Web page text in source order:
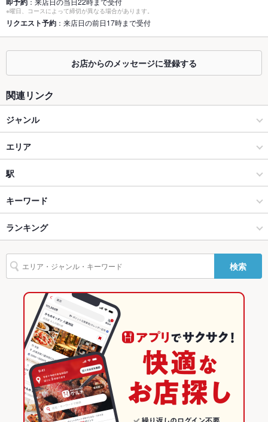
座敷
なし ：座敷席はございませんが、ゆったり広々としたテーブル
席、カウンター席をご用意しております！
会をお楽しみいただける個室席をご用意！
カウンター
あり ：藤沢エリアでのひとり飲みやデートにおすすめなカウン
テラス席
なし ：テラス席はございませんが、ゆったり寛げる個室席をご
貸切
設備
Wi-Fi
バリアフリ
ー
なし ：店内はフラットなので移動しやすいです！サポートが必
要でしたらスタッフまでお問い合わせください！
駐車場 なし ：近隣のコインパーキングをご利用ください。
TV・プロジ
あり
その他設備
営業時間外のご予約も大歓迎!!お気軽にお問い合わせくださいま
せ♪
その他
飲み放題
あり ：お手軽＆気ままにゆったり飲める単品飲み放題プランを
ご用意！飲み会や二次会など様々なシーンにおすすめ◎
※曜日、コースによって締切が異なる場合があります。
リクエスト予約 ：来店日の前日17時まで受付
お店からのメッセージに登録する
関連リンク
ジャンル
居酒屋
和風
藤沢・辻堂茅ヶ崎・平塚・湘南台 × 居酒屋
藤沢・辻堂茅ヶ崎・平塚・湘南台 × 和風
藤沢駅 × 居酒屋
藤沢駅 × 和風
焼き鳥・鶏料理
藤沢・辻堂茅ヶ崎・平塚・湘南台 × 和食
藤沢・辻堂茅ヶ崎・平塚・湘南台 × 焼き鳥・鶏料理
藤沢駅 × 和食
エリア
藤沢
藤沢 × 居酒屋
藤沢 × 和風
藤沢 × 和食
藤沢 × 焼き鳥・鶏料理
神奈川 × 居酒屋
神奈川 × 和風
神奈川 × 和食
神奈川 × 焼き鳥・鶏料理
駅
片瀬山駅
藤沢駅
キーワード
からあげ
チャーハン 火鍋 焼き鳥丼 白湯鍋
ランキング
神奈川のグルメランキング
神奈川の居酒屋ランキング
藤沢・辻堂茅ヶ崎・平塚・湘南台のグルメランキング
藤沢・辻堂茅ヶ崎・平塚・湘南台の居酒屋ランキング
藤沢のグルメランキング
藤沢の居酒屋ランキング
検索